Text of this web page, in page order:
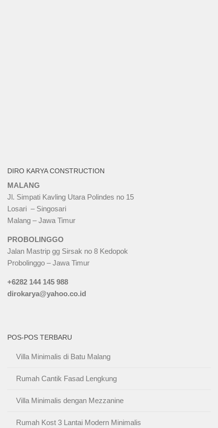
DIRO KARYA CONSTRUCTION
MALANG
Jl. Simpati Kavling Utara Polindes no 15
Losari – Singosari
Malang – Jawa Timur
PROBOLINGGO
Jalan Mastrip gg Sirsak no 8 Kedopok
Probolinggo – Jawa Timur
+6282 144 145 988
dirokarya@yahoo.co.id
POS-POS TERBARU
Villa Minimalis di Batu Malang
Rumah Cantik Fasad Lengkung
Villa Minimalis dengan Mezzanine
Rumah Kost 3 Lantai Modern Minimalis